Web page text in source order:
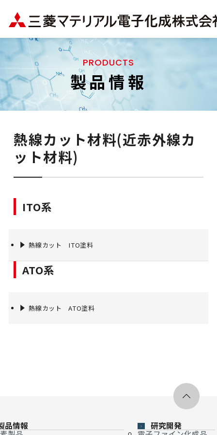
PRODUCTS
製品情報
熱線カット材料(近赤外線カ
ット材料)
ITO系
熱線カット ITO塗料
ATO系
熱線カット ATO塗料
品情報 研究開発